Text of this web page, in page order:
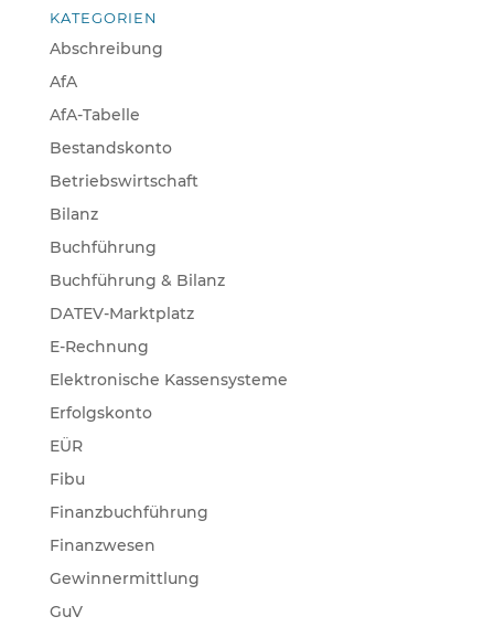
KATEGORIEN
Abschreibung
AfA
AfA-Tabelle
Bestandskonto
Betriebswirtschaft
Bilanz
Buchführung
Buchführung & Bilanz
DATEV-Marktplatz
E-Rechnung
Elektronische Kassensysteme
Erfolgskonto
EÜR
Fibu
Finanzbuchführung
Finanzwesen
Gewinnermittlung
GuV